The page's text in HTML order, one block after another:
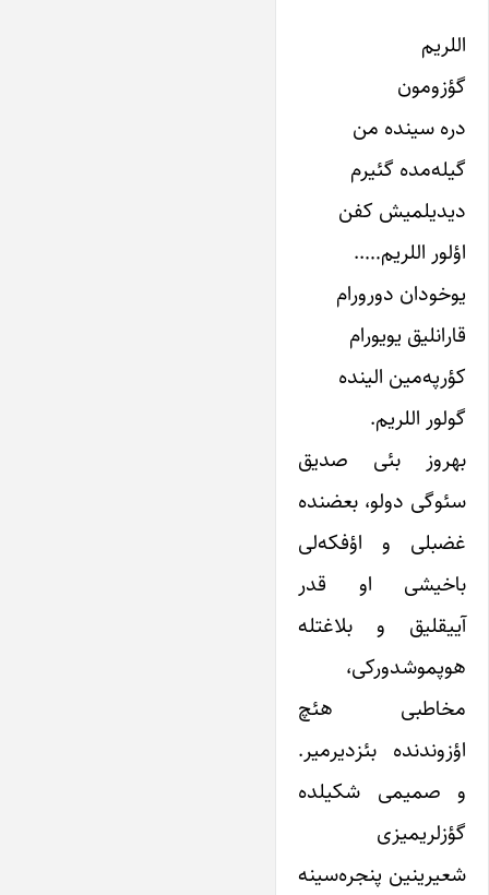
اللریم
گؤزومون
دره سینده من
گیله‌مده گئیرم
دیدیلمیش کفن
اؤلور اللریم…..
یوخودان دورورام
قارانلیق یویورام
کؤرپه‌مین الینده
گولور اللریم.
بهروز بئی صدیق
سئوگی دولو، بعضنده
غضبلی و اؤفکه‌لی
باخیشی او قدر
آییقلیق و بلاغتله
هوپموشدورکی،
مخاطبی هئچ
اؤزوندنده بئزدیرمیر.
و صمیمی شکیلده
گؤزلریمیزی
شعیرینین پنجره‌سینه